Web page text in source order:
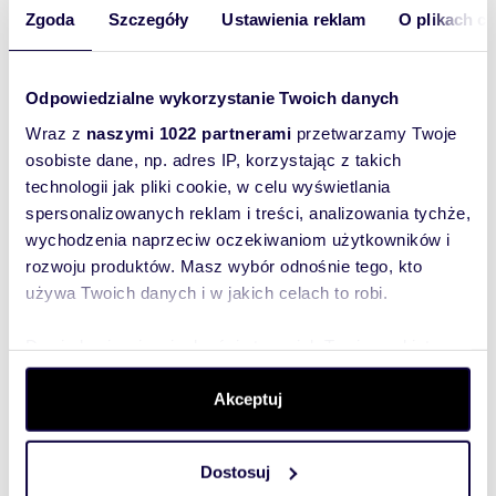
Zgoda Szczegóły Ustawienia reklam O plikach
Odpowiedzialne wykorzystanie Twoich danych
Wraz z naszymi 1022 partnerami przetwarzamy Twoje
osobiste dane, np. adres IP, korzystając z takich
technologii jak pliki cookie, w celu wyświetlania
spersonalizowanych reklam i treści, analizowania tychże,
wychodzenia naprzeciw oczekiwaniom użytkowników i
rozwoju produktów. Masz wybór odnośnie tego, kto
używa Twoich danych i w jakich celach to robi.
dane są przetwarzane oraz ustaw własne preferencje w
. W Deklaracji plików cookie możesz
zmienić lub wycofać swoją zgodę w dowolnej chwili.
Wykorzystujemy pliki cookie do spersonalizowania treści
Akceptuj
Dostosuj
ZALETY ZAKUPU Z NASZYM BIUREM:
• PEŁNE BEZPIECZEŃSTWO TRANSAKCJI,
• DOKŁADNIE WERYFIKUJEMY STAN PRAWNY
NIERUCHOMOŚCI
• WYKAZUJEMY NIEZWYKŁĄ DBAŁOŚĆ O
SZCZEGÓŁY W CAŁYM PROCESIE
KUPNA/SPRZEDAŻY
• OFERUJEMY POMOC ZAUFANYCH EKSPERTÓW
KREDYTOWYCH, KTÓRZY PRZEPROWADZĄ
PAŃSTWA PRZEZ CAŁY PROCES KREDYTOWY,
DAJĄC GWARANCJĘ NAJLEPSZEJ OFERTY
pokoi:
45,45 m2